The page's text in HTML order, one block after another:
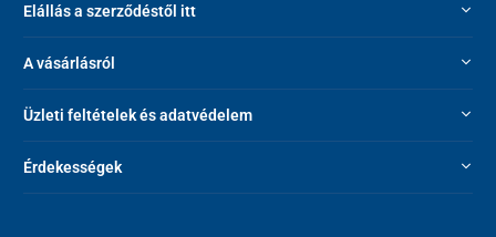
Elállás a szerződéstől itt
A vásárlásról
Üzleti feltételek és adatvédelem
Érdekességek